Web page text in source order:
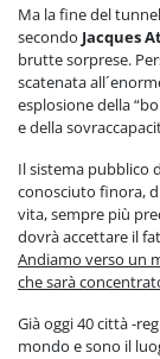
Ma la fine del
secondo Jacques
brutte sorprese.
scatenata
esplosione della
e della
Il sistema pubblico
conosciuto finora,
vita, sempre più
dovrà accettare il
Andiamo verso un
che sarà
Già oggi 40 città -
mondo e sono il